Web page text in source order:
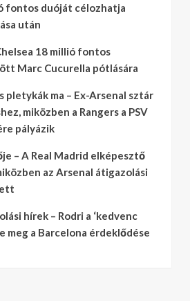
fontos duóját célozhatja
után
18 millió fontos
Marc Cucurella pótlására
pletykák ma – Ex-Arsenal sztár
miközben a Rangers a PSV
pályázik
– A Real Madrid elképesztő
az Arsenal átigazolási
hírek – Rodri a ‘kedvenc
meg a Barcelona érdeklődése